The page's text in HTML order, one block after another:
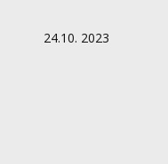
24.10. 2023